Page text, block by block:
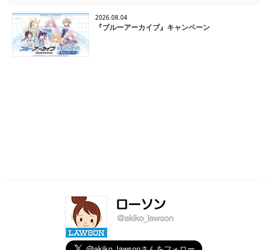
2026.08.04
『ブルーアーカイブ』キャンペーン